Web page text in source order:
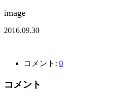
image
2016.09.30
コメント: 0
コメント